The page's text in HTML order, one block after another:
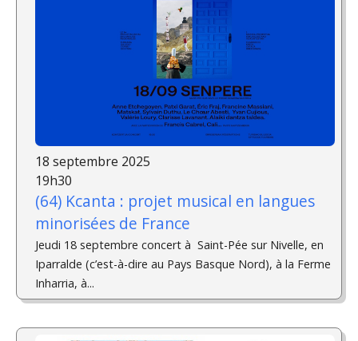
18 septembre 2025
19h30
(64) Kcanta : projet musical en langues
minorisées de France
Jeudi 18 septembre concert à Saint-Pée sur Nivelle, en
Iparralde (c’est-à-dire au Pays Basque Nord), à la Ferme
Inharria, à...